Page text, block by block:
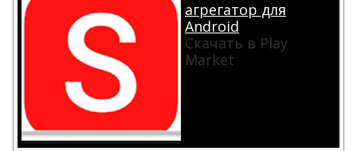
агрегатор для
Android
Скачать в Play
Market